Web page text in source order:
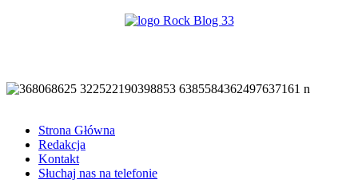
Strona Główna
Redakcja
Kontakt
Słuchaj nas na telefonie